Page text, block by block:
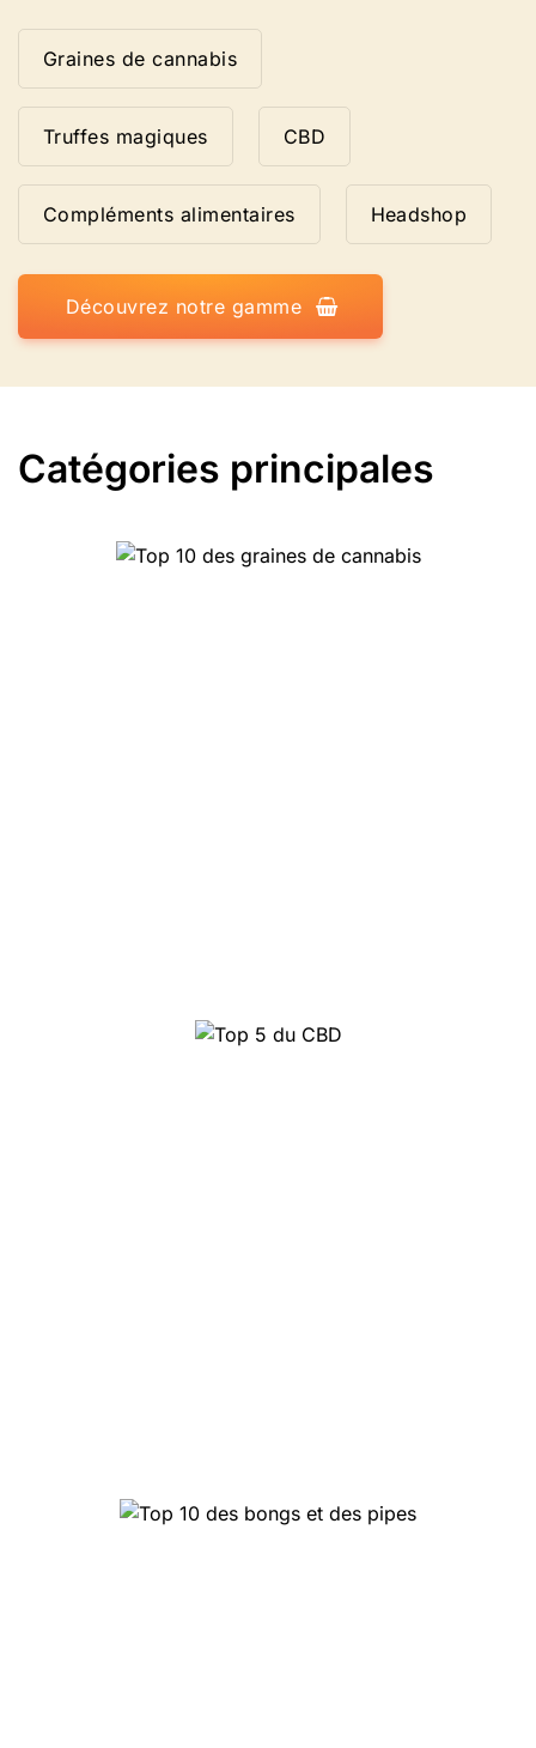
Graines de cannabis
Truffes magiques CBD
Compléments alimentaires Headshop
Découvrez notre gamme
Catégories principales